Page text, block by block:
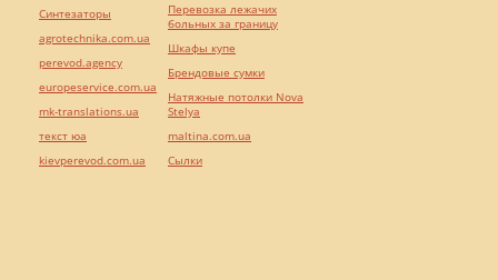
Синтезаторы
agrotechnika.com.ua
perevod.agency
europeservice.com.ua
mk-translations.ua
текст юа
kievperevod.com.ua
Перевозка лежачих
больных за границу
Шкафы купе
Брендовые сумки
Натяжные потолки Nova
Stelya
maltina.com.ua
Cылки